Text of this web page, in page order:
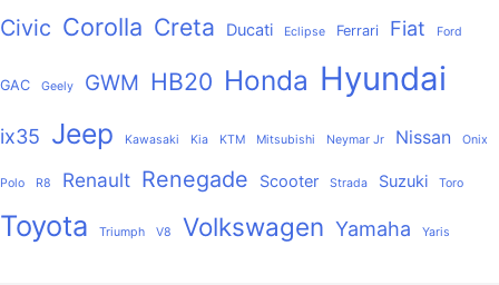
Civic Corolla Creta Ducati Eclipse Ferrari Fiat Ford
GAC Geely GWM HB20 Honda Hyundai
ix35 Jeep Kawasaki Kia KTM Mitsubishi Neymar Jr Nissan Onix
Polo R8 Renault Renegade Scooter Strada Suzuki Toro
Toyota Triumph V8 Volkswagen Yamaha Yaris